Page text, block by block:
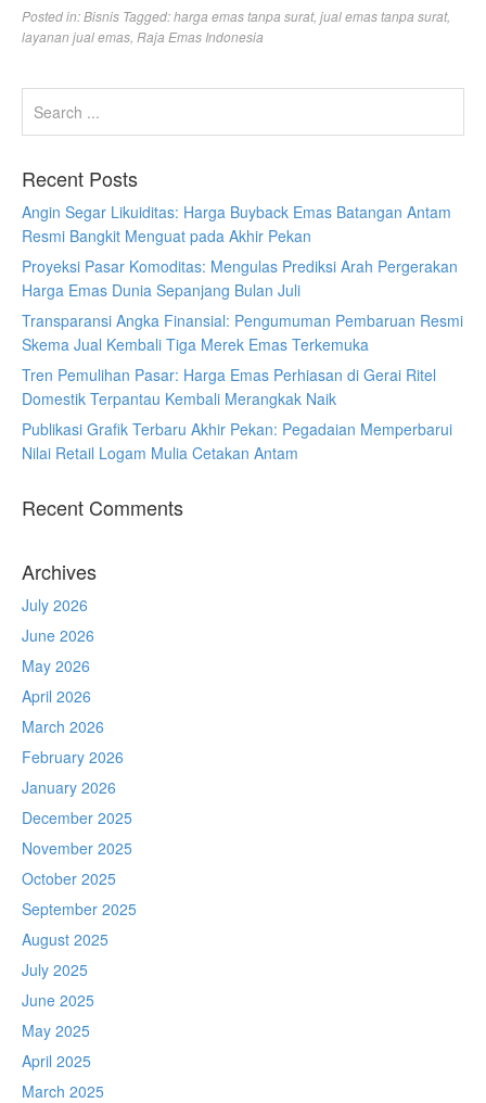
Posted in:Bisnis Tagged:harga emas tanpa surat, jual emas tanpa surat,
layanan jual emas, Raja Emas Indonesia
Recent Posts
Angin Segar Likuiditas: Harga Buyback Emas Batangan Antam
Resmi Bangkit Menguat pada Akhir Pekan
Proyeksi Pasar Komoditas: Mengulas Prediksi Arah Pergerakan
Harga Emas Dunia Sepanjang Bulan Juli
Transparansi Angka Finansial: Pengumuman Pembaruan Resmi
Skema Jual Kembali Tiga Merek Emas Terkemuka
Tren Pemulihan Pasar: Harga Emas Perhiasan di Gerai Ritel
Domestik Terpantau Kembali Merangkak Naik
Publikasi Grafik Terbaru Akhir Pekan: Pegadaian Memperbarui
Nilai Retail Logam Mulia Cetakan Antam
Recent Comments
Archives
July 2026
June 2026
May 2026
April 2026
March 2026
February 2026
January 2026
December 2025
November 2025
October 2025
September 2025
August 2025
July 2025
June 2025
May 2025
April 2025
March 2025